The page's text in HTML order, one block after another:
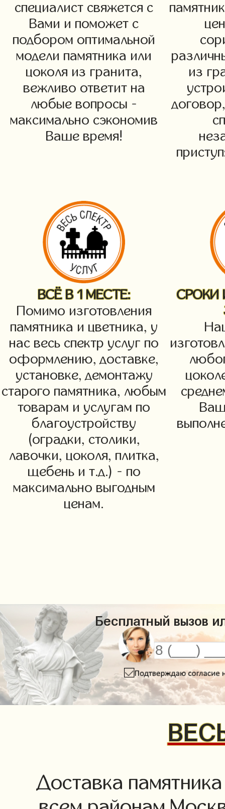
специалист свяжется с
Вами и поможет с
подбором оптимальной
модели памятника или
цоколя из гранита,
вежливо ответит на
любые вопросы -
максимально сэкономив
Ваше время!
из
ВСЁ В 1 МЕСТЕ:
Помимо изготовления
памятника и цветника, у
нас весь спектр услуг по
оформлению, доставке,
установке, демонтажу
старого памятника, любым
товарам и услугам по
благоустройству
(оградки, столики,
лавочки, цоколя, плитка,
щебень и т.д.) - по
максимально выгодным
ценам.
СРОКИ
Бесплатный вызов
Доставка